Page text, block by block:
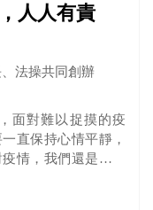
人人有責
法操共同創辦
面對難以捉摸的疫
直保持心情平靜，
情，我們還是要想